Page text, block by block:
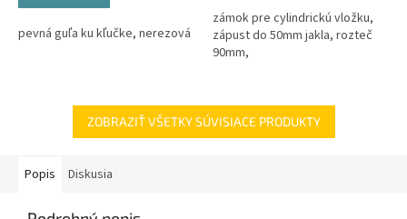
pevná guľa ku kľučke, nerezová
hviezdičiek.
zámok pre cylindrickú vložku,
zápust do 50mm jakla, rozteč
90mm,
ZOBRAZIŤ VŠETKY SÚVISIACE PRODUKTY
Popis Diskusia